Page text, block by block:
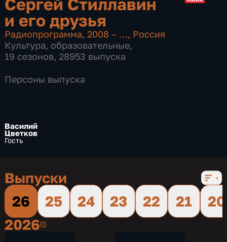
и его друзья
Радиопрограмма,2008 – …, Россия
Культура, образовательные,
19 сезонов, 28953 выпуска
Персоны выпуска
Василий
Цветков
Гость
Выпуски
26
25 24 23 22 21
20
20262026